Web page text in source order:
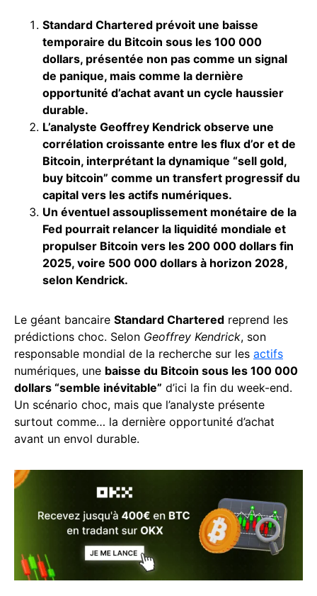
Standard Chartered prévoit une baisse
temporaire du Bitcoin sous les 100 000
dollars, présentée non pas comme un signal
de panique, mais comme la dernière
opportunité d’achat avant un cycle haussier
durable.
L’analyste Geoffrey Kendrick observe une
corrélation croissante entre les flux d’or et de
Bitcoin, interprétant la dynamique “sell gold,
buy bitcoin” comme un transfert progressif du
capital vers les actifs numériques.
Un éventuel assouplissement monétaire de la
Fed pourrait relancer la liquidité mondiale et
propulser Bitcoin vers les 200 000 dollars fin
2025, voire 500 000 dollars à horizon 2028,
selon Kendrick.
Le géant bancaire Standard Chartered reprend les
prédictions choc. Selon Geoffrey Kendrick, son
responsable mondial de la recherche sur les actifs
numériques, une baisse du Bitcoin sous les 100 000
dollars “semble inévitable” d’ici la fin du week-end.
Un scénario choc, mais que l’analyste présente
surtout comme… la dernière opportunité d’achat
avant un envol durable.